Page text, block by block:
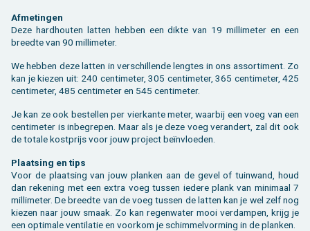
Af­me­tin­gen
Deze hard­hou­ten lat­ten heb­ben een dikte van 19 mil­li­me­ter en een
breed­te van 90 mil­li­me­ter.
We heb­ben deze lat­ten in ver­schil­len­de leng­tes in ons as­sor­ti­ment. Zo
kan je kie­zen uit: 240 cen­ti­me­ter, 305 cen­ti­me­ter, 365 cen­ti­me­ter, 425
cen­ti­me­ter, 485 cen­ti­me­ter en 545 cen­ti­me­ter.
Je kan ze ook be­stel­len per vier­kan­te meter, waar­bij een voeg van een
cen­ti­me­ter is in­be­gre­pen. Maar als je deze voeg ver­an­dert, zal dit ook
de to­ta­le kost­prijs voor jouw pro­ject beïnvloe­den.
Plaat­sing en tips
Voor de plaat­sing van jouw plan­ken aan de gevel of tuin­wand, houd
dan re­ke­ning met een extra voeg tus­sen ie­de­re plank van mi­ni­maal 7
mil­li­me­ter. De breed­te van de voeg tus­sen de lat­ten kan je wel zelf nog
kie­zen naar jouw smaak. Zo kan re­gen­wa­ter mooi ver­dam­pen, krijg je
een op­ti­ma­le ven­ti­la­tie en voor­kom je schim­mel­vor­ming in de plan­ken.